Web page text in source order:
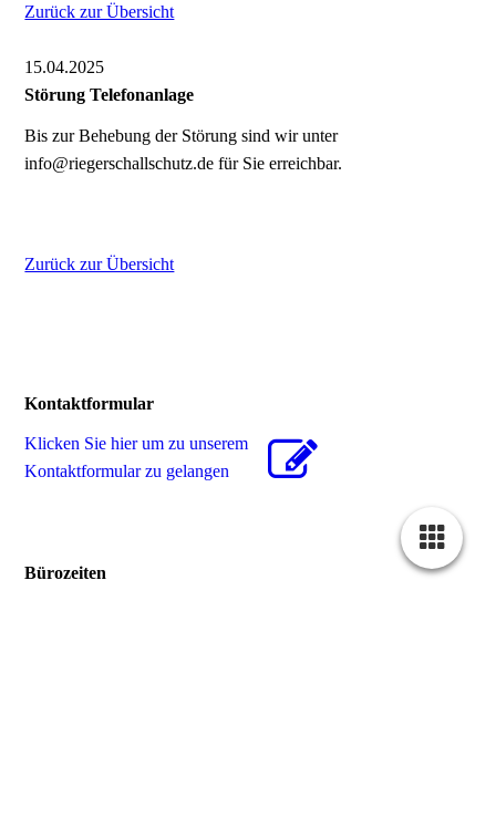
Zurück zur Übersicht
15.04.2025
Störung Telefonanlage
Bis zur Behebung der Störung sind wir unter
info@riegerschallschutz.de für Sie erreichbar.
Zurück zur Übersicht
Kontaktformular
Klicken Sie hier um zu unserem
Kon­takt­for­mu­lar zu gelangen
Bürozeiten